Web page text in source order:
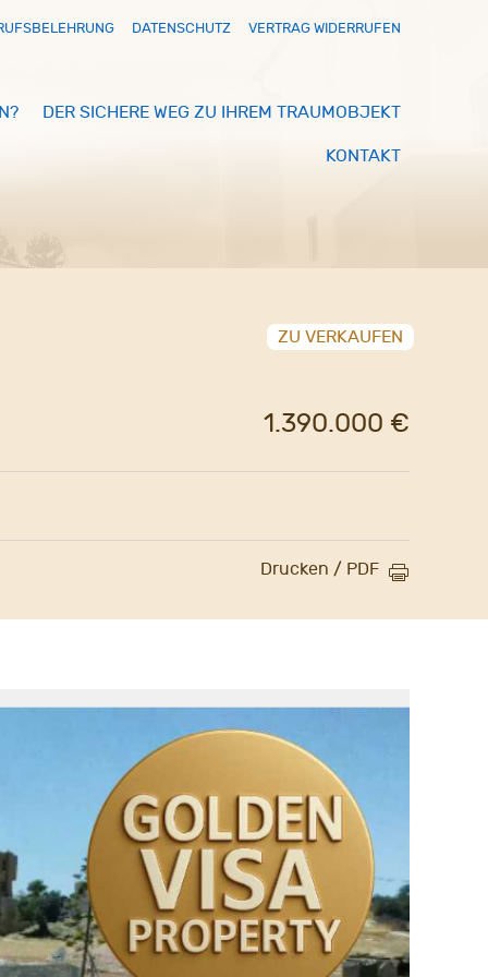
DATENSCHUTZ VERTRAG WIDERRUFEN
DER SICHERE WEG ZU IHREM TRAUMOBJEKT
KONTAKT
ZU VERKAUFEN
1.390.000 €
Drucken / PDF